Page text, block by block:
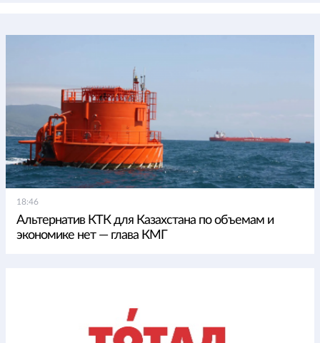
18:46
Альтернатив КТК для Казахстана по объемам и
экономике нет — глава КМГ